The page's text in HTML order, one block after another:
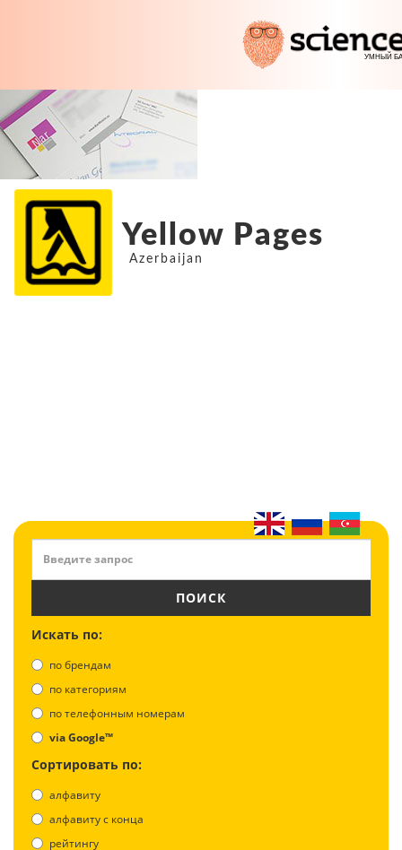
Yellow Pages
Azerbaijan
ПОИСК
Искать по:
по брендам
по категориям
по телефонным номерам
via Google™
Сортировать по:
алфавиту
aлфавиту с конца
рейтингу